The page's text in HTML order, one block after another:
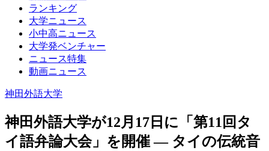
ランキング
大学ニュース
小中高ニュース
大学発ベンチャー
ニュース特集
動画ニュース
神田外語大学
神田外語大学が12月17日に「第11回タ
イ語弁論大会」を開催 — タイの伝統音